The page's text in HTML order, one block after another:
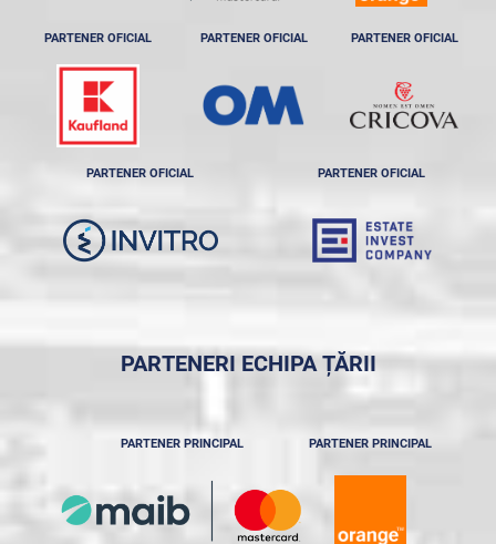
PARTENER OFICIAL PARTENER OFICIAL PARTENER OFICIAL
PARTENER OFICIAL PARTENER OFICIAL
PARTENERI ECHIPA ȚĂRII
PARTENER PRINCIPAL PARTENER PRINCIPAL